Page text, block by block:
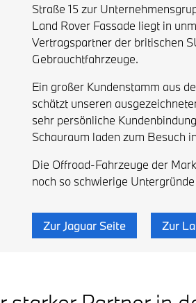
Straße 15 zur
Land Rover Fassade liegt in
Vertragspartner der britischen
Gebrauchtfahrzeuge.
Ein großer Kundenstamm aus
schätzt unseren
sehr persönliche
Schauraum laden zum Besuch
Die Offroad-Fahrzeuge der
noch so schwierige
Zur Jaguar Seite Zur